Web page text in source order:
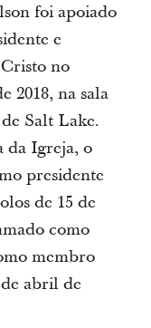
foi apoiado
e
no
2018, na sala
Salt Lake.
da Igreja, o
presidente
de 15 de
como
membro
abril de